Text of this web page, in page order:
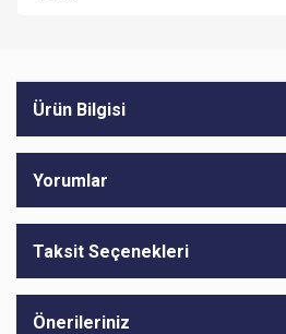
Ürün Bilgisi
Yorumlar
Taksit Seçenekleri
Önerileriniz